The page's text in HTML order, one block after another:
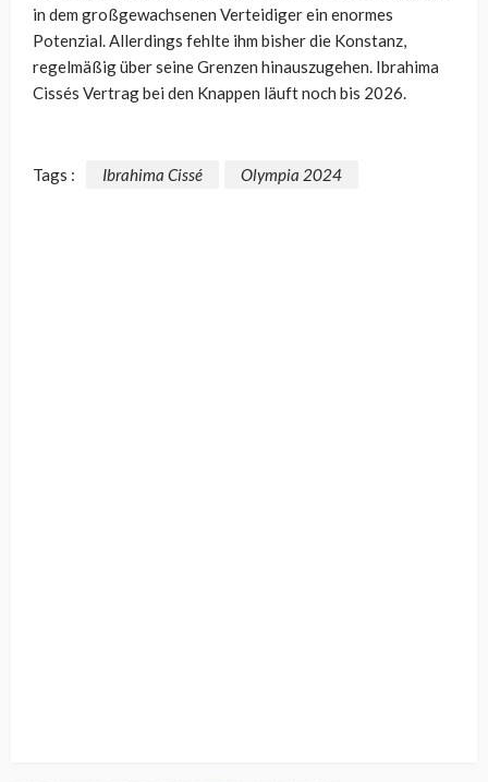
in dem großgewachsenen Verteidiger ein enormes
Potenzial. Allerdings fehlte ihm bisher die Konstanz,
regelmäßig über seine Grenzen hinauszugehen. Ibrahima
Cissés Vertrag bei den Knappen läuft noch bis 2026.
Tags : Ibrahima Cissé Olympia 2024